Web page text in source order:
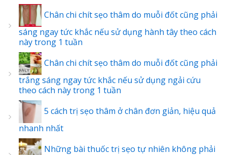
Chân chi chít sẹo thâm do muỗi đốt cũng phải
sáng ngay tức khắc nếu sử dụng hành tây theo cách
này trong 1 tuần
Chân chi chít sẹo thâm do muỗi đốt cũng phải
trắng sáng ngay tức khắc nếu sử dụng ngải cứu
theo cách này trong 1 tuần
5 cách trị sẹo thâm ở chân đơn giản, hiệu quả
nhanh nhất
Những bài thuốc trị sẹo tự nhiên không phải